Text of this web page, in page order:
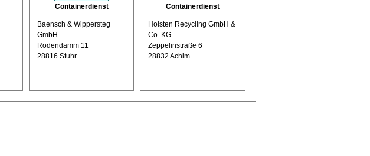
Containerdienst
Baensch & Wippersteg
GmbH
Rodendamm 11
28816 Stuhr
Containerdienst
Holsten Recycling GmbH &
Co. KG
Zeppelinstraße 6
28832 Achim